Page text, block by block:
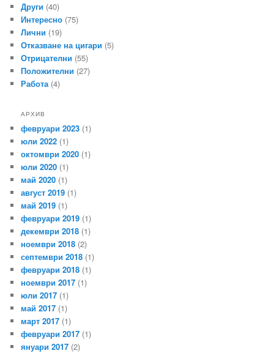
Други (40)
Интересно (75)
Лични (19)
Отказване на цигари (5)
Отрицателни (55)
Положителни (27)
Работа (4)
АРХИВ
февруари 2023 (1)
юли 2022 (1)
октомври 2020 (1)
юли 2020 (1)
май 2020 (1)
август 2019 (1)
май 2019 (1)
февруари 2019 (1)
декември 2018 (1)
ноември 2018 (2)
септември 2018 (1)
февруари 2018 (1)
ноември 2017 (1)
юли 2017 (1)
май 2017 (1)
март 2017 (1)
февруари 2017 (1)
януари 2017 (2)